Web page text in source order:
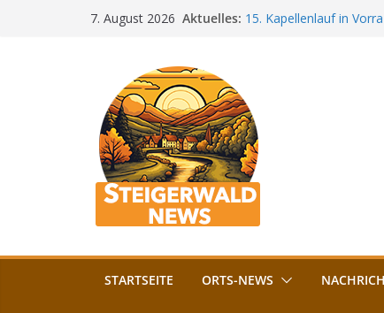
7. August 2026 Aktuelles: 15. Kapellenlauf in
„Bamberger Böhnla“:
Lebenshilfe
Aschbacher Kerwa
Vollsperrung am
August gesperrt
STARTSEITE ORTS-NEWS